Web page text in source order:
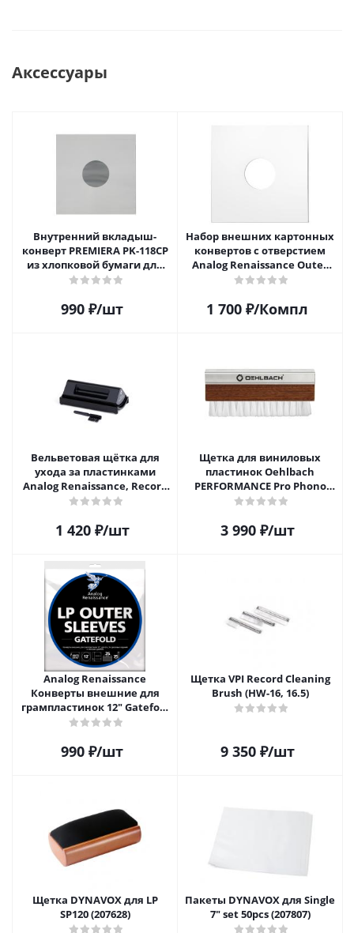
Аксессуары
Внутренний вкладыш-
конверт PREMIERA PK-118CP
из хлопковой бумаги для
12" виниловой пластинки 1
990 ₽/шт
Набор внешних картонных
конвертов с отверстием
Analog Renaissance Оuter
Carton Jacket, 10шт, AR-
1 700 ₽/Компл
Вельветовая щётка для
ухода за пластинками
Analog Renaissance, Record
Velvet Brush, AR-7151, Black
1 420₽/шт
Щетка для виниловых
пластинок Oehlbach
PERFORMANCE Pro Phono
Brush, Record Brush,
3 990₽/шт
Analog Renaissance
Конверты внешние для
грампластинок 12" Gatefold
(25 шт)
990 ₽/шт
Щетка VPI Record Cleaning
Brush (HW-16, 16.5)
9 350₽/шт
Щетка DYNAVOX для LP
SP120 (207628)
Пакеты DYNAVOX для Single
7" set 50pcs (207807)